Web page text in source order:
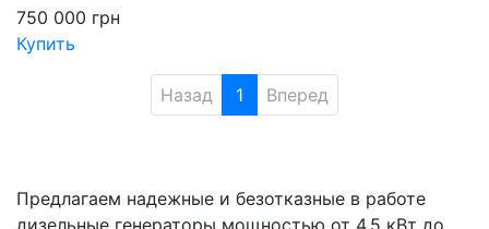
750 000 грн
Купить
Назад 1 Вперед
Предлагаем надежные и безотказные в работе